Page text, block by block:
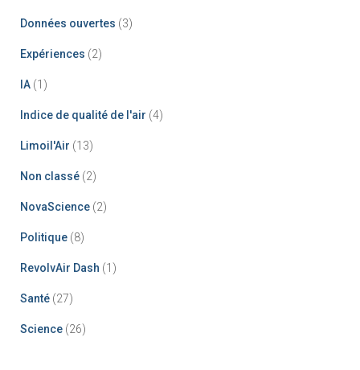
Données ouvertes (3)
Expériences (2)
IA (1)
Indice de qualité de l'air (4)
Limoil'Air (13)
Non classé (2)
NovaScience (2)
Politique (8)
RevolvAir Dash (1)
Santé (27)
Science (26)